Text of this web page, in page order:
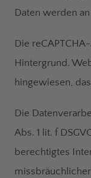
Daten werden
Die
Hintergrund.
hingewiesen,
Die
Abs. 1 lit. f
berechtigtes